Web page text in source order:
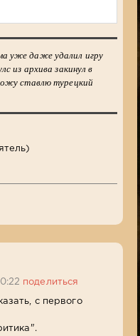
уже даже удалил игру
из архива закинул в
ставлю турецкий
поделиться
с первого